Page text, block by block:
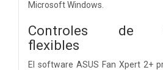
Microsoft Windows.
Controles de
flexibles
El software ASUS Fan Xpert 2+